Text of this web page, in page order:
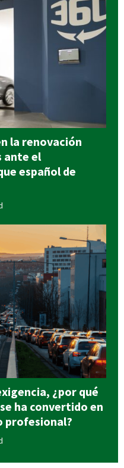
la renovación
ante el
español de
¿por qué
ha convertido en
profesional?